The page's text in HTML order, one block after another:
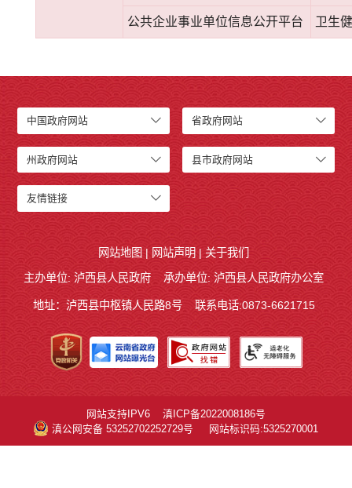
公共企业事业单位信息公开平台 卫生
中国政府网站 省政府网站
州政府网站 县市政府网站
友情链接
网站地图 | 网站声明 | 关于我们
主办单位: 泸西县人民政府
承办单位: 泸西县人民政府办公室
地址：泸西县中枢镇人民路8号 联系电话:0873-6621715
网站支持IPV6
滇ICP备2022008186号
滇公网安备 53252702252729号
网站标识码:5325270001